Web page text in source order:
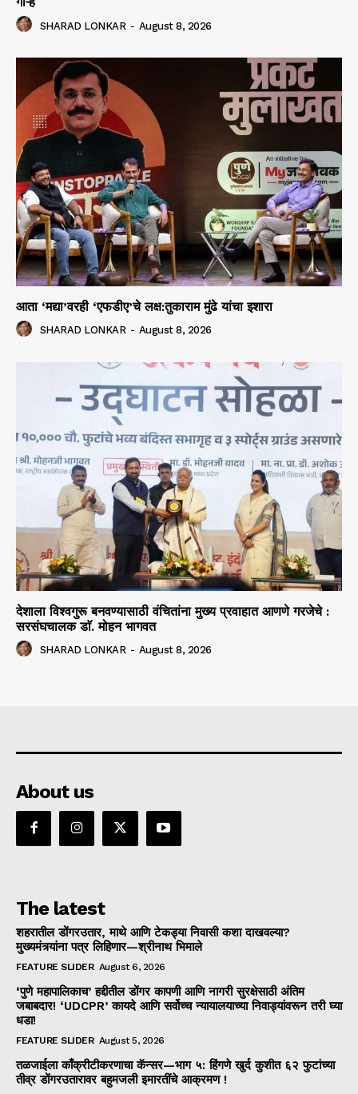
SHARAD LONKAR - August 8, 2026
आता ‘मद्या’वरही ‘एफडीए’चे लक्ष:तुकाराम मुंढे यांचा इशारा
SHARAD LONKAR - August 8, 2026
देशाला विश्वगुरू बनवण्यासाठी वंचितांना मुख्य प्रवाहात आणणे गरजेचे :
सरसंघचालक डाॅ. मोहन भागवत
SHARAD LONKAR - August 8, 2026
About us
The latest
शहरातील डोंगरउतार, माथे आणि टेकड्या निवासी कशा दाखवल्या?
मुख्यमंत्र्यांना पत्र लिहिणार—श्रीनाथ भिमाले
FEATURE SLIDER August 6, 2026
‘पुणे महापालिकाच’ हद्दीतील डोंगर कापणी आणि नागरी सुरक्षेसाठी अंतिम
जबाबदार! ‘UDCPR’ कायदे आणि सर्वोच्च न्यायालयाच्या निवाड्यांवरून तरी घ्या
धडा!
FEATURE SLIDER August 5, 2026
तळजाईला काँक्रीटीकरणाचा कॅन्सर—भाग ५: हिंगणे खुर्द कुशीत ६२ फुटांच्या
तीव्र डोंगरउतारावर बहुमजली इमारतींचे आक्रमण !